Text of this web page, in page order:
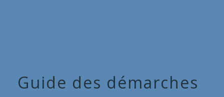
Guide des démarches